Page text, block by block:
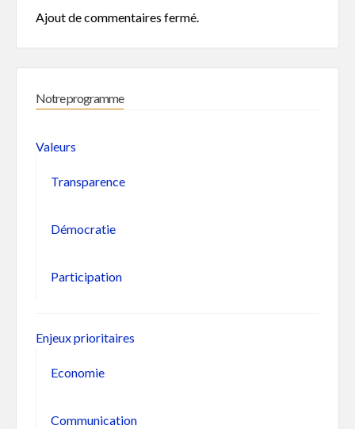
prioritaire. Menons maintenant une action pour
faire intervenir la mairie.
Ajout de commentaires fermé.
Notre programme
Valeurs
Transparence
Démocratie
Participation
Enjeux prioritaires
Economie
Communication